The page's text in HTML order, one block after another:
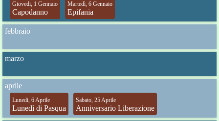
Giovedi, 1 Gennaio
Capodanno
Martedì, 6 Gennaio
Epifania
febbraio
marzo
aprile
Lunedi, 6 Aprile
Lunedì di Pasqua
Sabato, 25 Aprile
Anniversario Liberazione